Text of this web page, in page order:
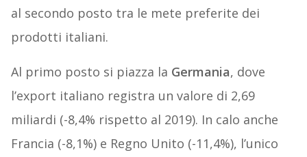
al secondo posto tra le mete preferite dei
prodotti italiani.
Al primo posto si piazza la Germania, dove
l’export italiano registra un valore di 2,69
miliardi (-8,4% rispetto al 2019). In calo anche
Francia (-8,1%) e Regno Unito (-11,4%), l’unico